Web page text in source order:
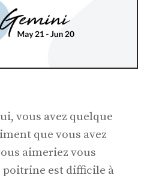
vous avez quelque
que vous avez
aimeriez vous
poitrine est difficile à